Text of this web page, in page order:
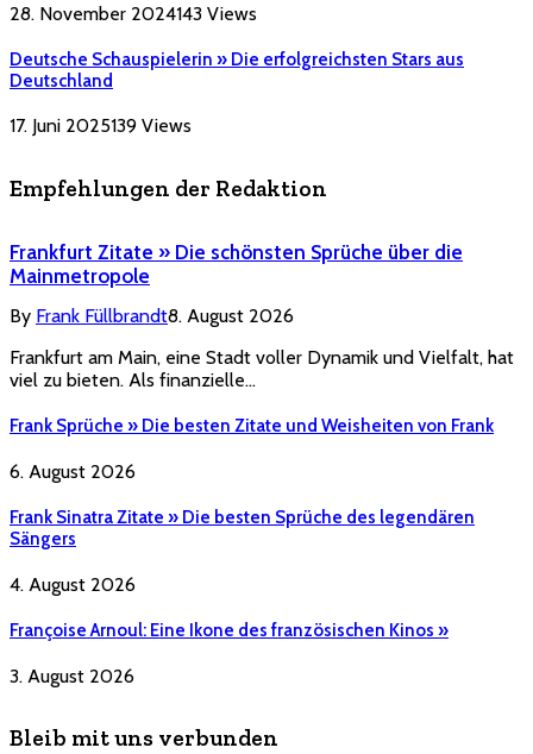
28. November 2024143 Views
Deutsche Schauspielerin » Die erfolgreichsten Stars aus
Deutschland
17. Juni 2025139 Views
Empfehlungen der Redaktion
Frankfurt Zitate » Die schönsten Sprüche über die
Mainmetropole
By Frank Füllbrandt8. August 2026
Frankfurt am Main, eine Stadt voller Dynamik und Vielfalt, hat
viel zu bieten. Als finanzielle…
Frank Sprüche » Die besten Zitate und Weisheiten von Frank
6. August 2026
Frank Sinatra Zitate » Die besten Sprüche des legendären
Sängers
4. August 2026
Françoise Arnoul: Eine Ikone des französischen Kinos »
3. August 2026
Bleib mit uns verbunden